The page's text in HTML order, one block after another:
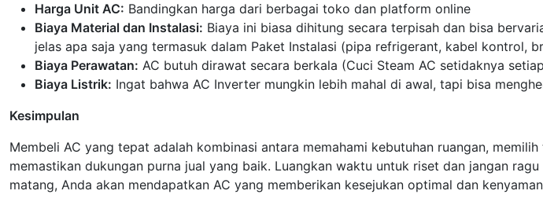
Harga Unit AC: Bandingkan harga dari berbagai toko dan platform online
Biaya Material dan Instalasi: Biaya ini biasa dihitung secara terpisah dan bisa
jelas apa saja yang termasuk dalam Paket Instalasi (pipa refrigerant, kabel kontrol,
Biaya Perawatan: AC butuh dirawat secara berkala (Cuci Steam AC setidaknya
Biaya Listrik: Ingat bahwa AC Inverter mungkin lebih mahal di awal, tapi bisa
Kesimpulan
Membeli AC yang tepat adalah kombinasi antara memahami kebutuhan ruangan,
memastikan dukungan purna jual yang baik. Luangkan waktu untuk riset dan jangan
matang, Anda akan mendapatkan AC yang memberikan kesejukan optimal dan